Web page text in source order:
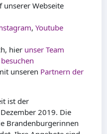
Webseite
,Youtube
hier unser Team
unseren Partnern der
ist der
2019. Die
Brandenburgerinnen